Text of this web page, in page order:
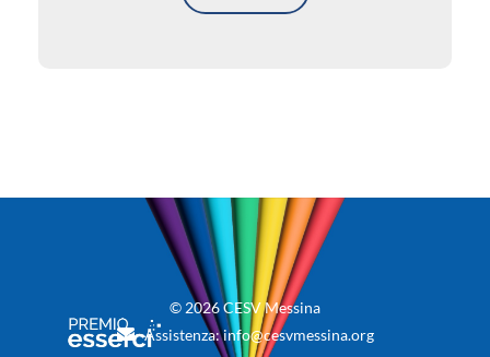
© 2026 CESV Messina
Assistenza: info@cesvmessina.org